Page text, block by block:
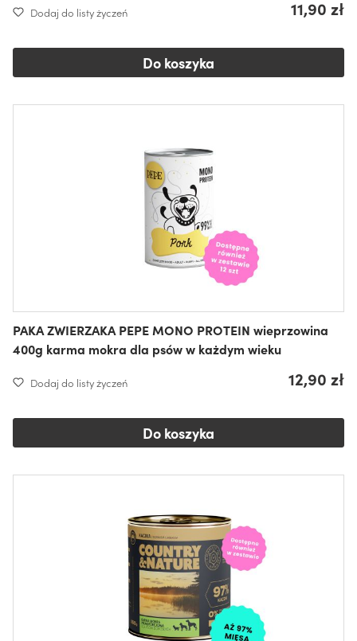
Dodaj do listy życzeń 11,90 zł
Do koszyka
PAKA ZWIERZAKA PEPE MONO PROTEIN wieprzowina
400g karma mokra dla psów w każdym wieku
Dodaj do listy życzeń 12,90 zł
Do koszyka